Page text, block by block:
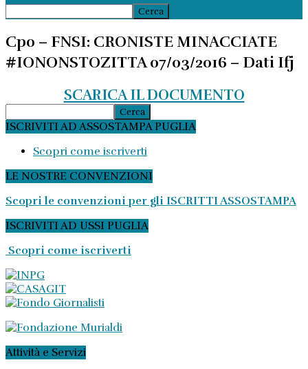
Cpo – FNSI: CRONISTE MINACCIATE
#IONONSTOZITTA 07/03/2016 – Dati Ifj
SCARICA IL DOCUMENTO
ISCRIVITI AD ASSOSTAMPA PUGLIA
Scopri come iscriverti
LE NOSTRE CONVENZIONI
Scopri le convenzioni per gli ISCRITTI ASSOSTAMPA
ISCRIVITI AD USSI PUGLIA
Scopri come iscriverti
Attività e Servizi